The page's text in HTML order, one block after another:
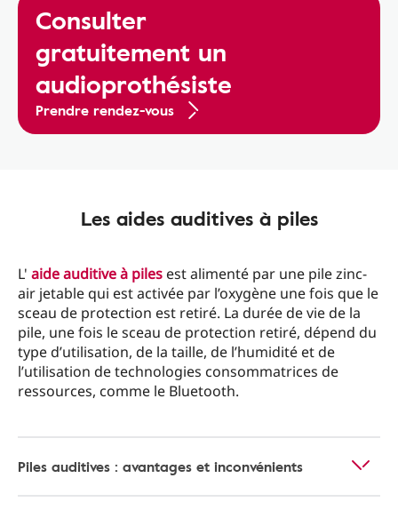
Consulter
gratuitement un
audioprothésiste
Prendre rendez-vous
Les aides auditives à piles
L' aide auditive à piles est alimenté par une pile zinc-
air jetable qui est activée par l’oxygène une fois que le
sceau de protection est retiré. La durée de vie de la
pile, une fois le sceau de protection retiré, dépend du
type d’utilisation, de la taille, de l’humidité et de
l’utilisation de technologies consommatrices de
ressources, comme le Bluetooth.
Piles auditives : avantages et inconvénients